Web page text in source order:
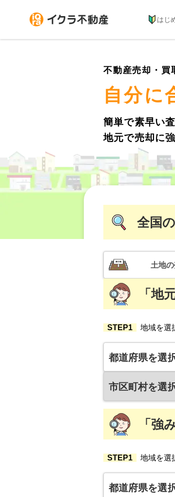
はじ
不動産売却・
自分に
簡単で素早い
地元で売却に
全国
土地
「地
STEP1 地域を選
都道府県を選
市区町村を選
「強
STEP1 地域を選
都道府県を選